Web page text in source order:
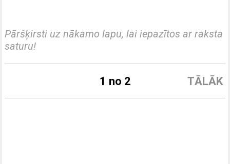
Pāršķirsti uz nākamo lapu, lai iepazītos ar raksta
saturu!
TĀLĀK
1 no 2